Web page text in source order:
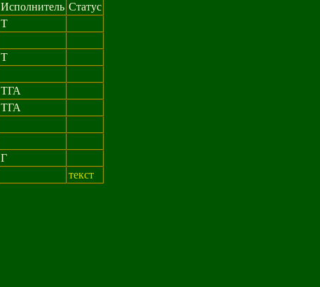
Исполнитель Статус
Т
Т
ТГА
ТГА
Г
текст